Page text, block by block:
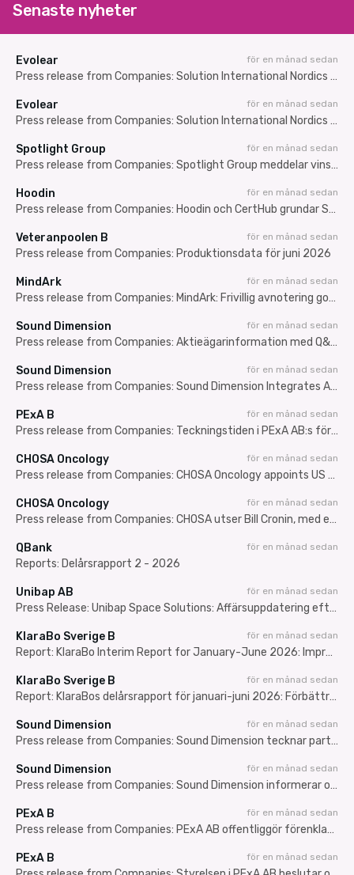
Senaste nyheter
Evolear för en månad sedan
Press release from Companies: Solution International Nordics AB (publ) carries out a directed set-off share issue of approximately SEK 7.3 million
Evolear för en månad sedan
Press release from Companies: Solution International Nordics AB (publ) genomför riktad kvittningsemission om cirka 7,3 MSEK
Spotlight Group för en månad sedan
Press release from Companies: Spotlight Group meddelar vinstvarning – resultatet för andra kvartalet svagare än väntat till följd av nedskrivningar
Hoodin för en månad sedan
Press release from Companies: Hoodin och CertHub grundar SARA – nytt internationellt initiativ för AI inom Regulatory Affairs
Veteranpoolen B för en månad sedan
Press release from Companies: Produktionsdata för juni 2026
MindArk för en månad sedan
Press release from Companies: MindArk: Frivillig avnotering godkänd – sista dag för handel den 24 juli 2026
Sound Dimension för en månad sedan
Press release from Companies: Aktieägarinformation med Q&A: VD informerar om avtalet med TVU Networks
Sound Dimension för en månad sedan
Press release from Companies: Sound Dimension Integrates AiFi into TVU Networks'' MediaMesh, Unlocking Immersive Surround Sound for Viewers Worldwide
PExA B för en månad sedan
Press release from Companies: Teckningstiden i PExA AB:s företrädesemission av aktier inleds idag
CHOSA Oncology för en månad sedan
Press release from Companies: CHOSA Oncology appoints US commercialization Bill Cronin with a broad network in the oncology market, to accelerate launch of Platin-DRP
CHOSA Oncology för en månad sedan
Press release from Companies: CHOSA utser Bill Cronin, med ett bred erfarenhet av onkologimarknaden, att leda den amerikanska kommersialiseringen för att accelerera lanseringen av Platin-DRP
QBank för en månad sedan
Reports: Delårsrapport 2 - 2026
Unibap AB för en månad sedan
Press Release: Unibap Space Solutions: Affärsuppdatering efter Q2 2026
KlaraBo Sverige B för en månad sedan
Report: KlaraBo Interim Report for January-June 2026: Improved net operating income and income from property management
KlaraBo Sverige B för en månad sedan
Report: KlaraBos delårsrapport för januari-juni 2026: Förbättrat driftnetto och förvaltningsresultat
Sound Dimension för en månad sedan
Press release from Companies: Sound Dimension tecknar partnerskapsavtal med TVU Networks och får tillgång till en global distributionskanal för AiFi
Sound Dimension för en månad sedan
Press release from Companies: Sound Dimension informerar om förhandlingar med videoteknikbolaget TVU Networks Corporation
PExA B för en månad sedan
Press release from Companies: PExA AB offentliggör förenklat informationsdokument inför kommande företrädesemission av aktier
PExA B för en månad sedan